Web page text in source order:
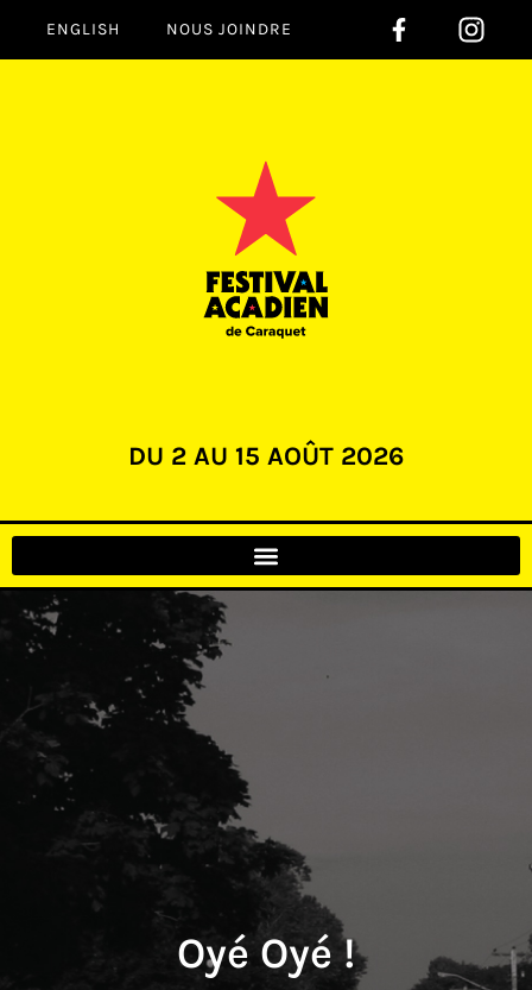
ENGLISH NOUS JOINDRE
DU 2 AU 15 AOÛT 2026
Oyé Oyé !